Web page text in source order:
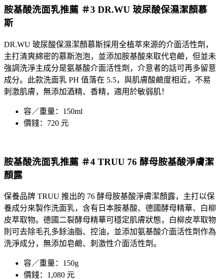
胺基酸洗面乳推薦 ＃3 DR.WU 玻尿酸保濕潔顏慕
斯
DR.WU 玻尿酸保濕潔顏慕斯採用全植萃來源的介面活性劑，
主打清爽綿密的慕斯泡泡，並添加胺基酸來取代皂鹼，但並未
強調洗淨主成分是氨基酸介面活性劑，介意者的話可再多留意
成分。此款洗面乳 PH 值落在 5.5，與肌膚酸鹼度相近，不易
刺激肌膚，無添加酒精、香精，適用於敏弱肌！
容／重量：150ml
價錢：720 元
胺基酸洗面乳推薦 ＃4 TRUU 76 酵母胺基酸淨膚潔
顏露
保養品牌 TRUU 推出的 76 酵母胺基酸淨膚潔顏露，主打以保
養成分來製作洗面乳，含有日本胺基酸、德國酵母精華、白柳
皮萃取物。德國二裂酵母精華可穩定肌膚狀態，白柳皮萃取物
則可去除毛孔多餘油脂、控油，並添加氨基酸介面活性劑作為
洗淨成分，無添加皂鹼、刺激性介面活性劑。
容／重量：150g
價錢：1,080 元